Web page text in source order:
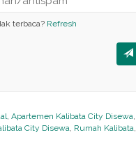
terbaca? Refresh
, Apartemen Kalibata City Disewa,
City Disewa, Rumah Kalibata,